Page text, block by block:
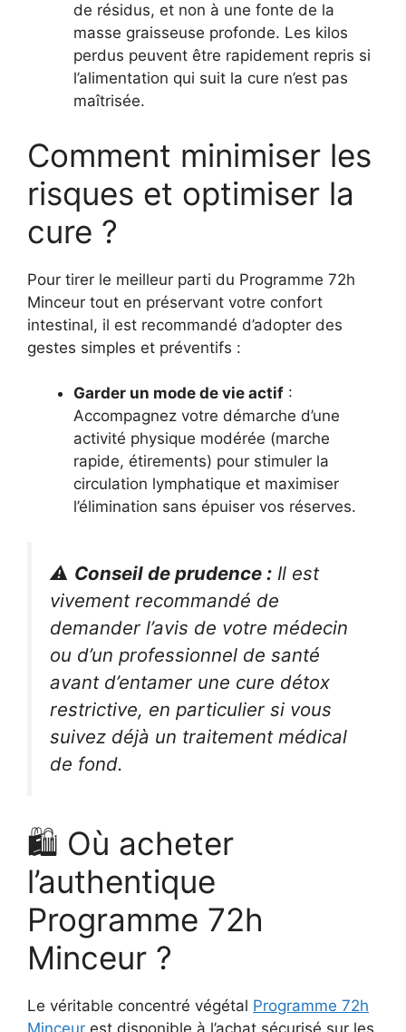
de résidus, et non à une fonte de la
masse graisseuse profonde. Les kilos
perdus peuvent être rapidement repris si
l’alimentation qui suit la cure n’est pas
maîtrisée.
Comment minimiser les
risques et optimiser la
cure ?
Pour tirer le meilleur parti du Programme 72h
Minceur tout en préservant votre confort
intestinal, il est recommandé d’adopter des
gestes simples et préventifs :
Garder un mode de vie actif :
Accompagnez votre démarche d’une
activité physique modérée (marche
rapide, étirements) pour stimuler la
circulation lymphatique et maximiser
l’élimination sans épuiser vos réserves.
⚠️ Conseil de prudence : Il est
vivement recommandé de
demander l’avis de votre médecin
ou d’un professionnel de santé
avant d’entamer une cure détox
restrictive, en particulier si vous
suivez déjà un traitement médical
de fond.
🛍️ Où acheter
l’authentique
Programme 72h
Minceur ?
Le véritable concentré végétal Programme 72h
Minceur est disponible à l’achat sécurisé sur les